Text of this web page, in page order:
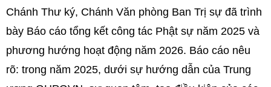
Chánh Thư ký, Chánh Văn phòng Ban Trị sự đã trình
bày Báo cáo tổng kết công tác Phật sự năm 2025 và
phương hướng hoạt động năm 2026. Báo cáo nêu
rõ: trong năm 2025, dưới sự hướng dẫn của Trung